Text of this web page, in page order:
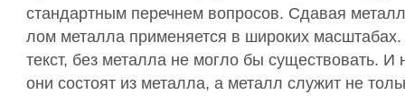
стандартным перечнем вопросов. Сдавая
лом металла применяется в широких масштабах.
текст, без металла не могло бы существовать.
они состоят из металла, а металл служит не